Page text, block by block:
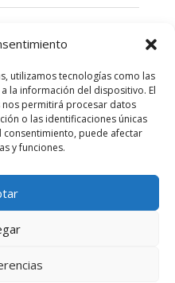
utilizamos tecnologías como las
la información del dispositivo. El
permitirá procesar datos
o las identificaciones únicas
puede afectar
y funciones.
clave de la
| Desarrollado por